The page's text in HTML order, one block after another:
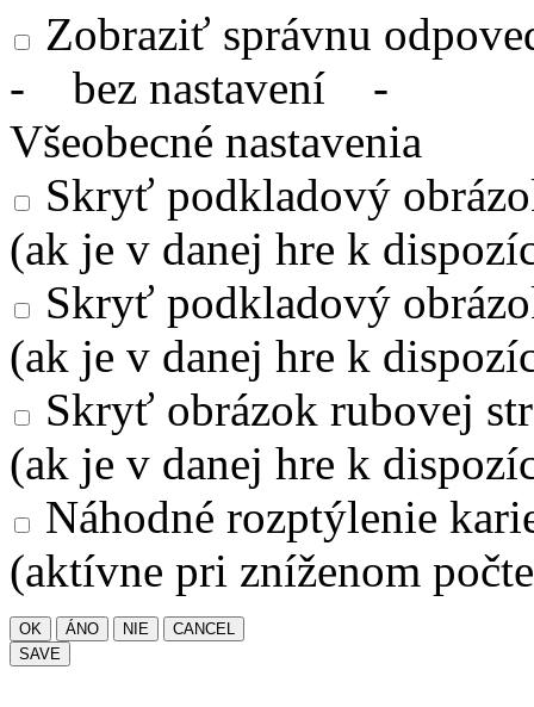
Zobraziť správnu
- bez nastavení -
Všeobecné nastavenia
Skryť podkladový
(ak je v danej hre k
Skryť podkladový
(ak je v danej hre k
Skryť obrázok rubovej
(ak je v danej hre k
Náhodné rozptýlenie
(aktívne pri zníženom
OK ÁNO NIE
CANCEL
SAVE